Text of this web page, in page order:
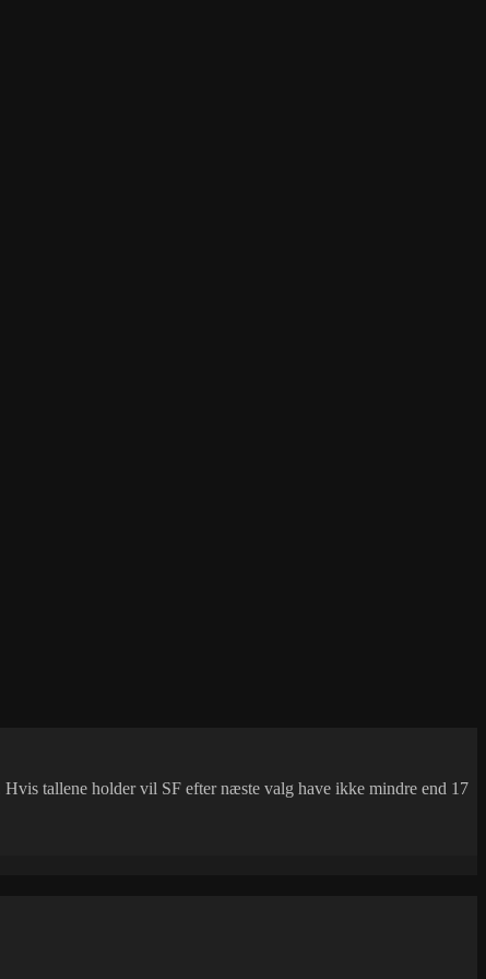
tallene holder vil SF efter næste valg have ikke mindre end 17